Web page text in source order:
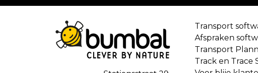
Transport
Afspraken
Transport
Track en Trace